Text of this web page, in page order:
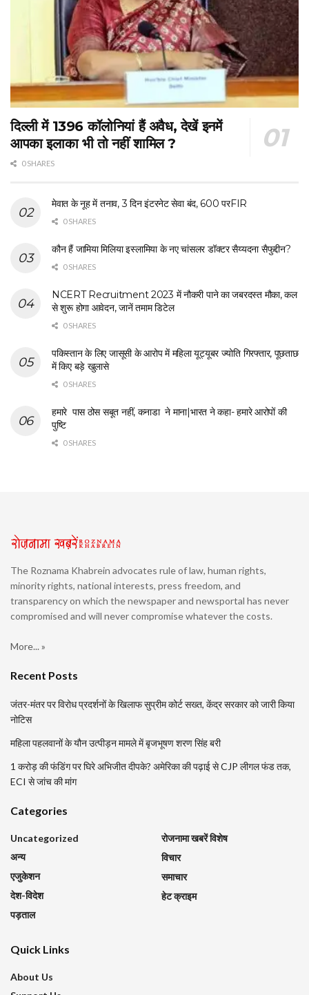
दिल्ली में 1396 कॉलोनियां हैं अवैध, देखें इनमें
आपका इलाका भी तो नहीं शामिल ?
0 SHARES
मेवात के नूह में तनाव, 3 दिन इंटरनेट सेवा बंद, 600 परFIR
0 SHARES
कौन हैं जामिया मिलिया इस्लामिया के नए चांसलर डॉक्टर सैय्यदना सैफुद्दीन?
0 SHARES
NCERT Recruitment 2023 में नौकरी पाने का जबरदस्त मौका, कल
से शुरू होगा आवेदन, जानें तमाम डिटेल
0 SHARES
पकिस्तान के लिए जासूसी के आरोप में महिला यूट्यूबर ज्योति गिरफ्तार, पूछताछ
में किए बड़े खुलासे
0 SHARES
हमारे पास ठोस सबूत नहीं, कनाडा ने माना|भारत ने कहा- हमारे आरोपों की
पुष्टि
0 SHARES
The Roznama Khabrein advocates rule of law, human rights,
minority rights, national interests, press freedom, and
transparency on which the newspaper and newsportal has never
compromised and will never compromise whatever the costs.
More... »
Recent Posts
जंतर-मंतर पर विरोध प्रदर्शनों के खिलाफ सुप्रीम कोर्ट सख्त, केंद्र सरकार को जारी किया
नोटिस
महिला पहलवानों के यौन उत्पीड़न मामले में बृजभूषण शरण सिंह बरी
1 करोड़ की फंडिंग पर घिरे अभिजीत दीपके? अमेरिका की पढ़ाई से CJP लीगल फंड तक,
ECI से जांच की मांग
Categories
Uncategorized
अन्य
एजुकेशन
देश-विदेश
पड़ताल
रोजनामा खबरें विशेष
विचार
समाचार
हेट क्राइम
Quick Links
About Us